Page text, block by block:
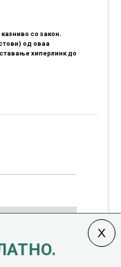
со закон.
од оваа
хиперлинк до